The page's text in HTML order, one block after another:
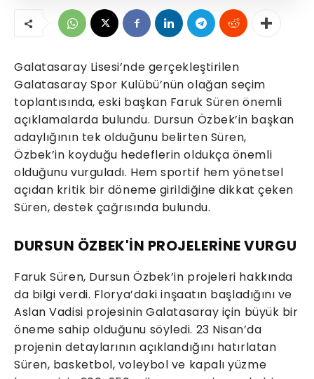
Galatasaray Lisesi’nde gerçekleştirilen
Galatasaray Spor Kulübü’nün olağan seçim
toplantısında, eski başkan Faruk Süren önemli
açıklamalarda bulundu. Dursun Özbek’in başkan
adaylığının tek olduğunu belirten Süren,
Özbek’in koyduğu hedeflerin oldukça önemli
olduğunu vurguladı. Hem sportif hem yönetsel
açıdan kritik bir döneme girildiğine dikkat çeken
Süren, destek çağrısında bulundu.
DURSUN ÖZBEK'İN PROJELERİNE VURGU
Faruk Süren, Dursun Özbek’in projeleri hakkında
da bilgi verdi. Florya’daki inşaatın başladığını ve
Aslan Vadisi projesinin Galatasaray için büyük bir
öneme sahip olduğunu söyledi. 23 Nisan’da
projenin detaylarının açıklandığını hatırlatan
Süren, basketbol, voleybol ve kapalı yüzme